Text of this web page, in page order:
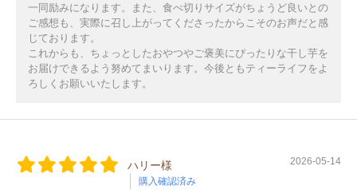
一同励みになります。また、食べ切りサイズがちょうど良いとの
ご感想も、実際に召し上がってくださったからこそのお声だと感
じております。
これからも、ちょっとしたおやつやご褒美にぴったりな干し芋を
お届けできるよう努めてまいります。今後ともティーライフをよ
ろしくお願いいたします。
ハリー様
購入確認済み
2026-05-14